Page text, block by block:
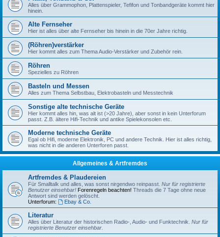
Alles über Grammophon, Plattenspieler, Tefifon und Tonbandgeräte kommt hier
hinein.
Alte Fernseher
Hier ist alles über alte Fernseher bis hinein in die 70er Jahre richtig.
(Röhren)verstärker
Hier kommt alles zum Thema Audio-Verstärker und Zubehör rein.
Röhren
Spezielles zu Röhren
Basteln und Messen
Alles zum Thema Selbstbau, Elektrobasteln und Messtechnik
Sonstige alte technische Geräte
Hier kommt alles hin, was alt ist (>20 Jahre), aber sonst in kein Unterforum
passt. Z.B. ältere Hifi-Technik und antike Spielekonsolen etc.
Moderne technische Geräte
Egal ob Hifi, moderne Elektronik, PC und andere Technik. Hier ist alles richtig,
was nicht in die anderen Unterforen passt.
Allgemeines & Artfremdes
Artfremdes & Plaudereien
Für Smalltalk und alles, was sonst nirgendwo reinpasst. Nur für registrierte
Benutzer einsehbar! Forenregeln beachten! Threads die 7 Tage ohne neue
Antwort sind werden gelöscht.
Unterforum:
Ebay & Co.
Literatur
Alles über Literatur der historischen Radio-, Audio- und Funktechnik. Nur für
registrierte Benutzer einsehbar.